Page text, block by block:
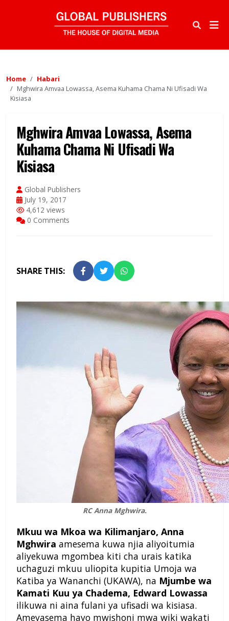
Home
Habari
Mghwira Amvaa Lowassa, Asema Kuhama Chama Ni Ufisadi Wa
Kisiasa
Mghwira Amvaa Lowassa, Asema
Kuhama Chama Ni Ufisadi Wa
Kisiasa
Global Publishers
July 19, 2017
4,612 views
0 Comments
SHARE THIS:
RC Anna Mghwira.
Mkuu wa Mkoa wa Kilimanjaro, Anna
Mghwira amesema kuwa njia aliyoitumia
aliyekuwa mgombea kiti cha urais katika
uchaguzi mkuu uliopita kupitia Umoja wa
Katiba ya Wananchi (UKAWA), na Mjumbe wa
Kamati Kuu ya Chadema, Edward Lowassa
ilikuwa ni aina fulani ya ufisadi wa kisiasa.
Ameyasema hayo mwishoni mwa wiki wakati